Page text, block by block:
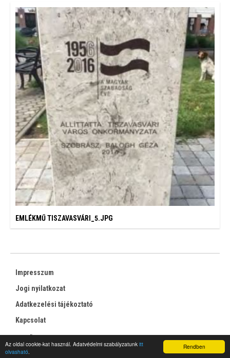
Rendben
Az oldal cookie-kat használ. Adatvédelmi szabályzatunk itt
olvasható.
EMLÉKMŰ TISZAVASVÁRI_5.JPG
Impresszum
Jogi nyilatkozat
Adatkezelési tájékoztató
Kapcsolat